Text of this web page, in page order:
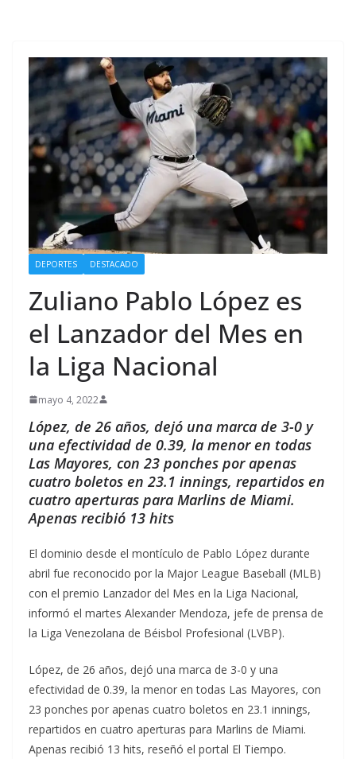
DEPORTES DESTACADO
Zuliano Pablo López es
el Lanzador del Mes en
la Liga Nacional
mayo 4, 2022
López, de 26 años, dejó una marca de 3-0 y
una efectividad de 0.39, la menor en todas
Las Mayores, con 23 ponches por apenas
cuatro boletos en 23.1 innings, repartidos en
cuatro aperturas para Marlins de Miami.
Apenas recibió 13 hits
El dominio desde el montículo de Pablo López durante
abril fue reconocido por la Major League Baseball (MLB)
con el premio Lanzador del Mes en la Liga Nacional,
informó el martes Alexander Mendoza, jefe de prensa de
la Liga Venezolana de Béisbol Profesional (LVBP).
López, de 26 años, dejó una marca de 3-0 y una
efectividad de 0.39, la menor en todas Las Mayores, con
23 ponches por apenas cuatro boletos en 23.1 innings,
repartidos en cuatro aperturas para Marlins de Miami.
Apenas recibió 13 hits, reseñó el portal El Tiempo.